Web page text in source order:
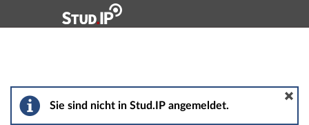
Hauptnavigation
Proseminar: 42542 Regieren wir uns selbst?
Sie sind nicht in Stud.IP angemeldet.